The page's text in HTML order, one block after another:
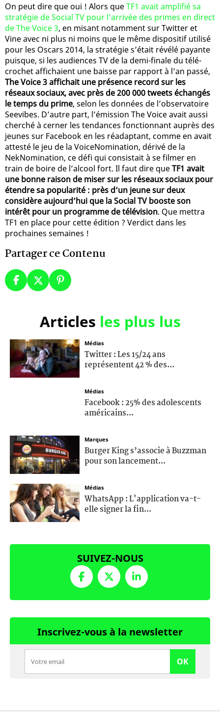
On peut dire que oui ! Alors queTF1 avait amplifié sa
stratégie de Social TV pour l’arrivée des primes en direct
de The Voice 3, en misant notamment sur Twitter et
Vine avec ni plus ni moins que le même dispositif utilisé
pour les Oscars 2014, la stratégie s’était révélé payante
puisque, si les audiences TV de la demi-finale du télé-
crochet affichaient une baisse par rapport à l’an passé,
The Voice 3 affichait une présence record sur les
réseaux sociaux, avec près de 200 000 tweets échangés
le temps du prime, selon les données de l’observatoire
Seevibes. D’autre part, l’émission The Voice avait aussi
cherché à cerner les tendances fonctionnant auprès des
jeunes sur Facebook en les réadaptant, comme en avait
attesté le jeu de la VoiceNomination, dérivé de la
NekNomination, ce défi qui consistait à se filmer en
train de boire de l’alcool fort. Il faut dire queTF1 avait
une bonne raison de miser sur les réseaux sociaux pour
étendre sa popularité : près d’un jeune sur deux
considère aujourd’hui que la Social TV booste son
intérêt pour un programme de télévision. Que mettra
TF1 en place pour cette édition ? Verdict dans les
prochaines semaines !
Partager ce Contenu
Articles les plus lus
Médias
Twitter : Les 15/24 ans
représentent 42 % des...
Médias
Facebook : 25% des adolescents
américains...
Marques
Burger King s’associe à Buzzman
pour son lancement...
Médias
WhatsApp : L'application va-t-
elle signer la fin...
SUIVEZ-NOUS
Inscrivez-vous à la newsletter
OK